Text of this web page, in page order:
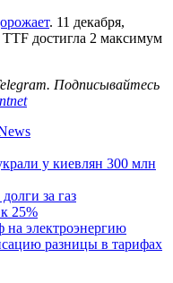
. 11 декабря,
TTF достигла 2 максимум
Подписывайтесь
у киевлян 300 млн
за газ
25%
на электроэнергию
разницы в тарифах